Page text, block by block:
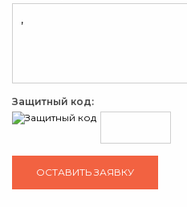
Защитный код: